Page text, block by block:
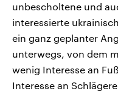
unbescholtene und
interessierte
ein ganz geplanter
unterwegs, von dem
wenig Interesse an
Interesse an